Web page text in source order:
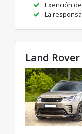
Exención
La
Land